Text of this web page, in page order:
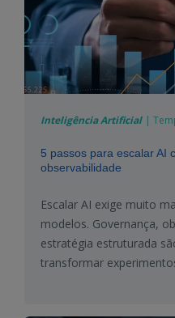
Inteligência Artificial |
5 passos para escalar AI
observabilidade
Escalar AI exige muito
modelos. Governança,
estratégia estruturada
transformar